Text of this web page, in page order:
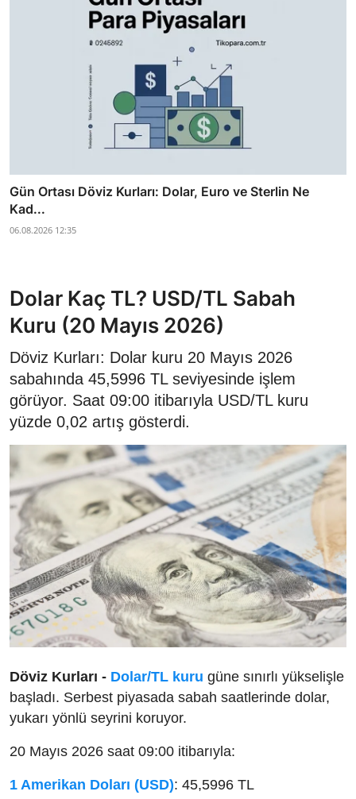
Gün Ortası Döviz Kurları: Dolar, Euro ve Sterlin Ne
Kad...
06.08.2026 12:35
Dolar Kaç TL? USD/TL Sabah
Kuru (20 Mayıs 2026)
Döviz Kurları: Dolar kuru 20 Mayıs 2026
sabahında 45,5996 TL seviyesinde işlem
görüyor. Saat 09:00 itibarıyla USD/TL kuru
yüzde 0,02 artış gösterdi.
Döviz Kurları - Dolar/TL kuru güne sınırlı yükselişle
başladı. Serbest piyasada sabah saatlerinde dolar,
yukarı yönlü seyrini koruyor.
20 Mayıs 2026 saat 09:00 itibarıyla:
1 Amerikan Doları (USD): 45,5996 TL